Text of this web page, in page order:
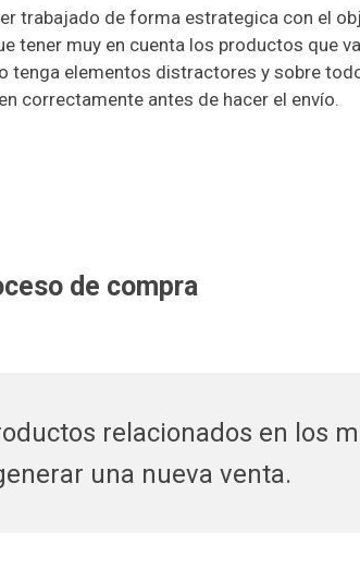
trabajado de forma estrategica con el
tener muy en cuenta los productos que
tenga elementos distractores y sobre
correctamente antes de hacer el envío.
de compra
relacionados en los
una nueva venta.